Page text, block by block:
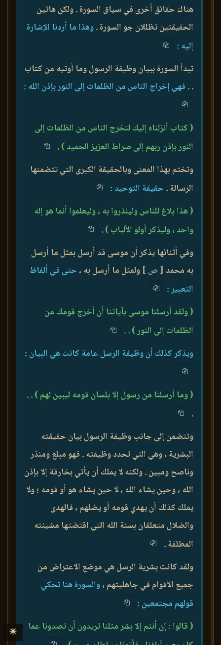
هناك حقائق أخرى في سياق السورة . ولكن هاتين
الحقيقتين تظللان جو السورة .وهذا ما أردنا الإشارة
إليه :
تبدأ السورة ببيان وظيفة الرسول وما أوتيه من كتاب
. . فهي إخراج الناس من الظلمات إلى النور بإذن الله :
( كتاب أنزلناه إليك لتخرج الناس من الظلمات إلى
النور بإذن ربهم إلى صراط العزيز الحميد ).
وتختم بهذا المعنى وبالحقيقة الكبرى التي تتضمنها
الرسالة . حقيقة التوحيد :
( هذا بلاغ للناس ولينذروا به ، وليعلموا أنما هو إله
واحد ، وليذكر أولو الألباب ).
وفي أثنائها يذكر أن موسى قد أرسل بمثل ما أرسل
به محمد [ ص ] ولمثل ما أرسل به ، حتى في ألفاظ
التعبير :
( ولقد أرسلنا موسى بآياتنا أن أخرج قومك من
الظلمات إلى النور ). .
ويذكر كذلك أن وظيفة الرسل عامة كانت هي البيان :
( وما أرسلنا من رسول إلا بلسان قومه ليبين لهم ). .
.
وتتضمن إلى جانب وظيفة الرسول بيان حقيقته
البشرية ، وهي التي تحدد وظيفته . فهو مبلغ ومنذر
وناصح ومبين . ولكنه لا يملك أن يأتي بخارقة إلا بإذن
الله ، وحين يشاء الله ، لا حين يشاء هو أو قومه ؛ ولا
يملك كذلك أن يهدي قومه أو يضلهم ، فالهدى
والضلال متعلقان بسنة الله التي اقتضتها مشيئته
المطلقة .
ولقد كانت بشرية الرسل هي موضع الاعتراض من
جميع الأقوام في جاهليتهم ،والسورة هنا تحكي
قولهم مجتمعين :
( قالوا : إن أنتم إلا بشر مثلنا تريدون أن تصدونا عما
☀